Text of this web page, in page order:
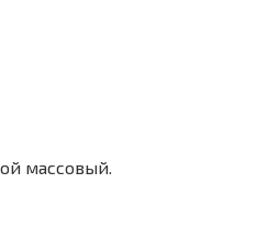
массовый.